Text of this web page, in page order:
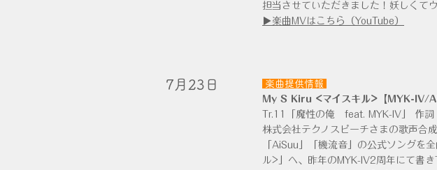
担当させていただきました！ 妖しくて
▶楽曲MVはこちら（YouTube）
​7月23日
楽曲提供情報
My S Kiru <マイスキル>【MYK-IV/
Tr.11「魔性の俺 feat. MYK-IV」 作
株式会社テクノスピーチさまの歌声合
「AiSuu」「機流音」の公式ソングを
ル>」へ、昨年のMYK-IV2周年にて書